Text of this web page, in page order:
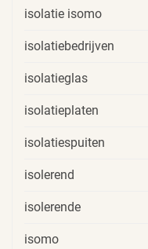
isolatie isomo
isolatiebedrijven
isolatieglas
isolatieplaten
isolatiespuiten
isolerend
isolerende
isomo